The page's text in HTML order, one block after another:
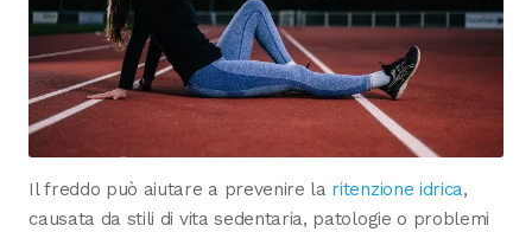
Il freddo può aiutare a prevenire la ritenzione idrica,
causata da stili di vita sedentaria, patologie o problemi